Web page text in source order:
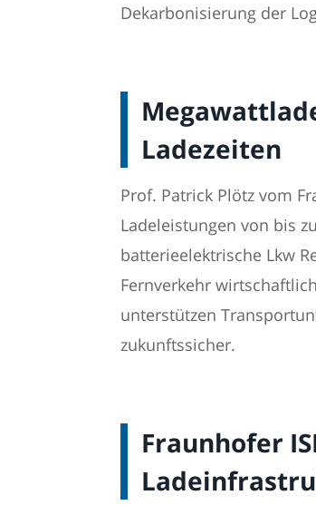
Dekarbonisierung der
Ladezeiten
Prof. Patrick Plötz vom
Ladeleistungen von bis
batterieelektrische Lkw
Fernverkehr
unterstützen
zukunftssicher.
Fraunhofer